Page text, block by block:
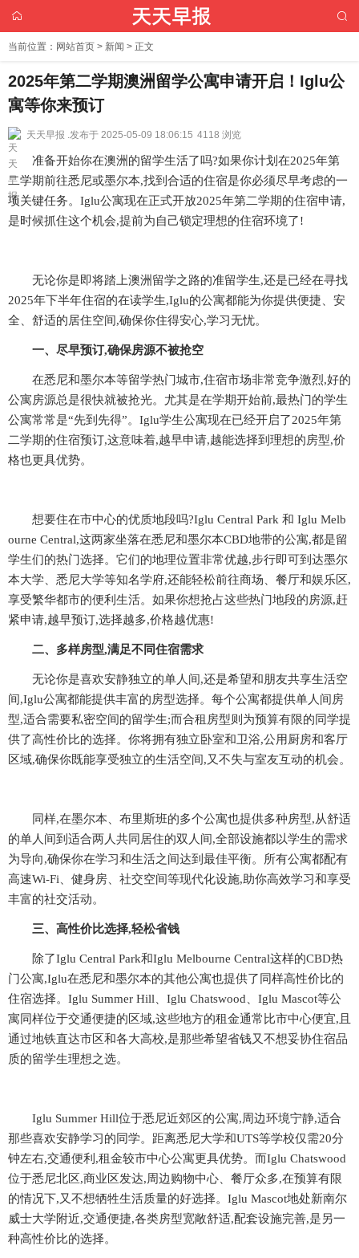
当前位置： 网站首页 > 新闻 > 正文
2025年第二学期澳洲留学公寓申请开启！Iglu公
寓等你来预订
天天早报 .发布于 2025-05-09 18:06:15 4118 浏览
准备开始你在澳洲的留学生活了吗?如果你计划在2025年第
二学期前往悉尼或墨尔本,找到合适的住宿是你必须尽早考虑的一
项关键任务。Iglu公寓现在正式开放2025年第二学期的住宿申请,
是时候抓住这个机会,提前为自己锁定理想的住宿环境了!
无论你是即将踏上澳洲留学之路的准留学生,还是已经在寻找
2025年下半年住宿的在读学生,Iglu的公寓都能为你提供便捷、安
全、舒适的居住空间,确保你住得安心,学习无忧。
一、 尽早预订,确保房源不被抢空
在悉尼和墨尔本等留学热门城市,住宿市场非常竞争激烈,好的
公寓房源总是很快就被抢光。尤其是在学期开始前,最热门的学生
公寓常常是“先到先得”。Iglu学生公寓现在已经开启了2025年第
二学期的住宿预订,这意味着,越早申请,越能选择到理想的房型,价
格也更具优势。
想要住在市中心的优质地段吗?Iglu Central Park 和 Iglu Melb
ourne Central,这两家坐落在悉尼和墨尔本CBD地带的公寓,都是留
学生们的热门选择。它们的地理位置非常优越,步行即可到达墨尔
本大学、悉尼大学等知名学府,还能轻松前往商场、餐厅和娱乐区,
享受繁华都市的便利生活。如果你想抢占这些热门地段的房源,赶
紧申请,越早预订,选择越多,价格越优惠!
二、 多样房型,满足不同住宿需求
无论你是喜欢安静独立的单人间,还是希望和朋友共享生活空
间,Iglu公寓都能提供丰富的房型选择。每个公寓都提供单人间房
型,适合需要私密空间的留学生;而合租房型则为预算有限的同学提
供了高性价比的选择。你将拥有独立卧室和卫浴,公用厨房和客厅
区域,确保你既能享受独立的生活空间,又不失与室友互动的机会。
同样,在墨尔本、布里斯班的多个公寓也提供多种房型,从舒适
的单人间到适合两人共同居住的双人间,全部设施都以学生的需求
为导向,确保你在学习和生活之间达到最佳平衡。所有公寓都配有
高速Wi-Fi、健身房、社交空间等现代化设施,助你高效学习和享受
丰富的社交活动。
三、 高性价比选择,轻松省钱
除了Iglu Central Park和Iglu Melbourne Central这样的CBD热
门公寓,Iglu在悉尼和墨尔本的其他公寓也提供了同样高性价比的
住宿选择。Iglu Summer Hill、Iglu Chatswood、Iglu Mascot等公
寓同样位于交通便捷的区域,这些地方的租金通常比市中心便宜,且
通过地铁直达市区和各大高校,是那些希望省钱又不想妥协住宿品
质的留学生理想之选。
Iglu Summer Hill位于悉尼近郊区的公寓,周边环境宁静,适合
那些喜欢安静学习的同学。距离悉尼大学和UTS等学校仅需20分
钟左右,交通便利,租金较市中心公寓更具优势。而Iglu Chatswood
位于悉尼北区,商业区发达,周边购物中心、餐厅众多,在预算有限
的情况下,又不想牺牲生活质量的好选择。Iglu Mascot地处新南尔
威士大学附近,交通便捷,各类房型宽敞舒适,配套设施完善,是另一
种高性价比的选择。